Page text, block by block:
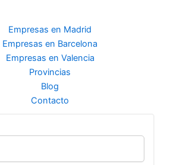
Empresas en Madrid
Empresas en Barcelona
Empresas en Valencia
Provincias
Blog
Contacto